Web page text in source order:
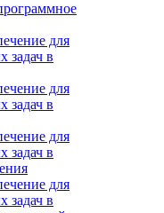
для
задач в
для
задач в
для
задач в
для
задач в